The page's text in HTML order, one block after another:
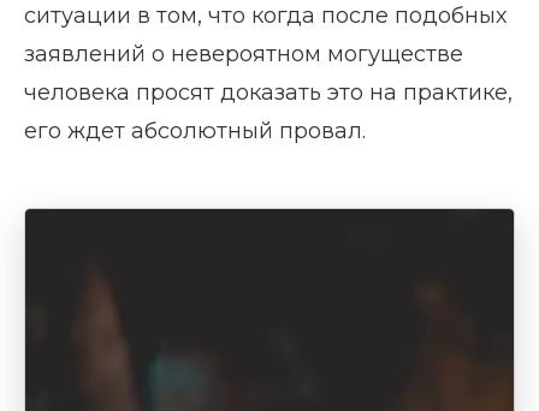
ситуации в том, что когда после подобных
заявлений о невероятном могуществе
человека просят доказать это на практике,
его ждет абсолютный провал.